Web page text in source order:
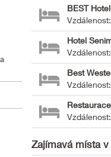
BEST
Hotel
Best
Zajímavá místa